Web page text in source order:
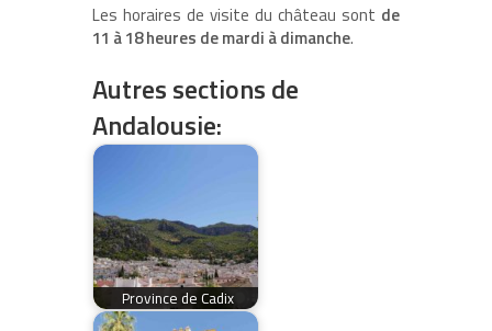
Les horaires de visite du château sont de
11 à 18 heures de mardi à dimanche.
Autres sections de
Andalousie:
Province de Cadix